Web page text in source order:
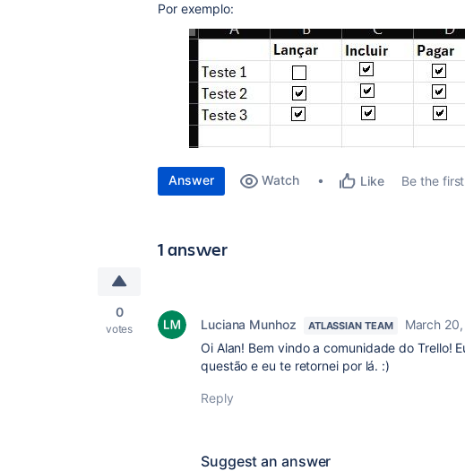
Por exemplo:
Answer Watch Like Be the
1 answer
0
votes Luciana Munhoz ATLASSIAN TEAM
March
Oi Alan! Bem vindo a comunidade do Trello!
questão e eu te retornei por lá. :)
Reply
Suggest an answer